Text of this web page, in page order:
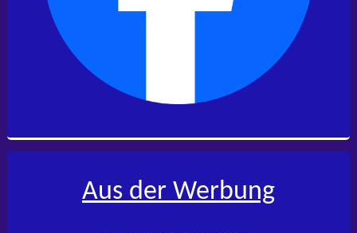
Aus der Werbung